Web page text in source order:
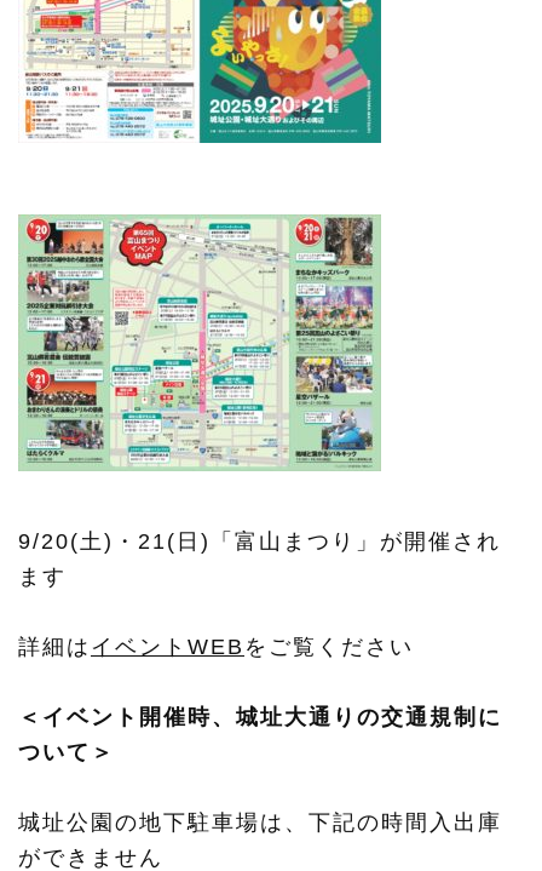
9/20(土)・21(日)「富山まつり」が開催され
ます
詳細は イベントWEB をご覧ください
＜イベント開催時、城址大通りの交通規制に
ついて＞
城址公園の地下駐車場は、下記の時間入出庫
ができません